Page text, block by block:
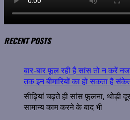
RECENT POSTS
बार-बार फूल रही है सांस तो न करें
तक इन बीमारियों का हो सकता है
सीढ़ियां चढ़ते ही सांस फूलना, थोड़ी
सामान्य काम करने के बाद भी